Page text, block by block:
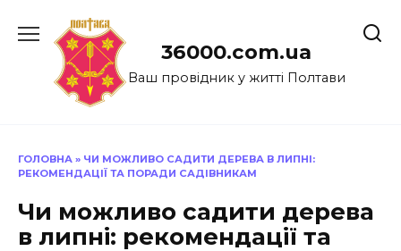
до
36000.com.ua
Ваш провідник у житті Полтави
ГОЛОВНА » ЧИ МОЖЛИВО САДИТИ ДЕРЕВА В ЛИПНІ:
РЕКОМЕНДАЦІЇ ТА ПОРАДИ САДІВНИКАМ
Чи можливо садити дерева
в липні: рекомендації та